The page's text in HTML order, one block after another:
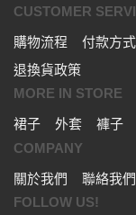
CUSTOMER
購物流程
付款方式
退換貨政策
MORE IN STORE
裙子
外套 褲子
COMPANY
關於我們
聯絡我們
FOLLOW US!